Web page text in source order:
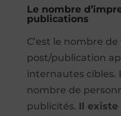
Le nombre
publications
C’est le nombre
post/publication
internautes cibles.
nombre de
publicités. Il existe